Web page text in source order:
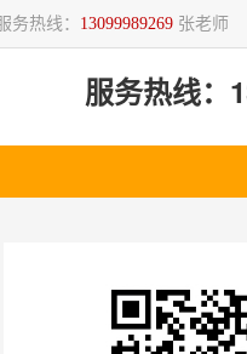
务热线： 13099989269 张老师
服务热线：